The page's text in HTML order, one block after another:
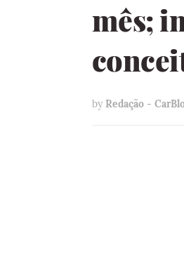
mês;
by Redação -